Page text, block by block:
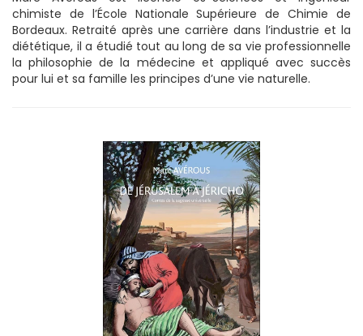
chimiste de l’École Nationale Supérieure de Chimie de
Bordeaux. Retraité après une carrière dans l’industrie et la
diététique, il a étudié tout au long de sa vie professionnelle
la philosophie de la médecine et appliqué avec succès
pour lui et sa famille les principes d’une vie naturelle.